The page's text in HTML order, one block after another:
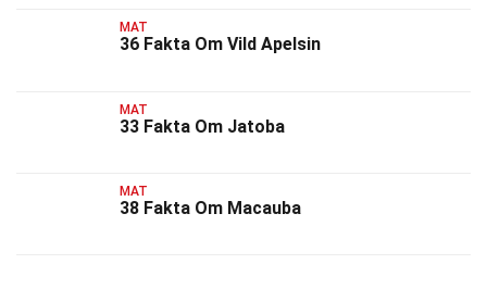
MAT
36 Fakta Om Vild Apelsin
MAT
33 Fakta Om Jatoba
MAT
38 Fakta Om Macauba